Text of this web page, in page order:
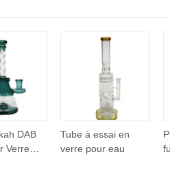
DAB
Verre
Tube à essai en
verre pour eau